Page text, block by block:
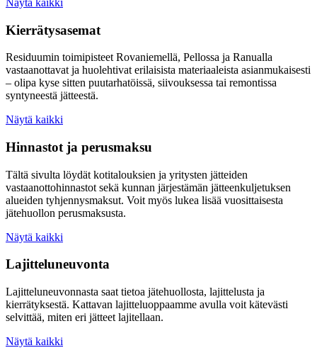
Kierrätysasemat
Residuumin toimipisteet Rovaniemellä, Pellossa ja Ranualla
vastaanottavat ja huolehtivat erilaisista materiaaleista asianmukaisesti
– olipa kyse sitten puutarhatöissä, siivouksessa tai remontissa
syntyneestä jätteestä.
Näytä kaikki
Hinnastot ja perusmaksu
Tältä sivulta löydät kotitalouksien ja yritysten jätteiden
vastaanottohinnastot sekä kunnan järjestämän jätteenkuljetuksen
alueiden tyhjennysmaksut. Voit myös lukea lisää vuosittaisesta
jätehuollon perusmaksusta.
Näytä kaikki
Lajitteluneuvonta
Lajitteluneuvonnasta saat tietoa jätehuollosta, lajittelusta ja
kierrätyksestä. Kattavan lajitteluoppaamme avulla voit kätevästi
selvittää, miten eri jätteet lajitellaan.
Näytä kaikki